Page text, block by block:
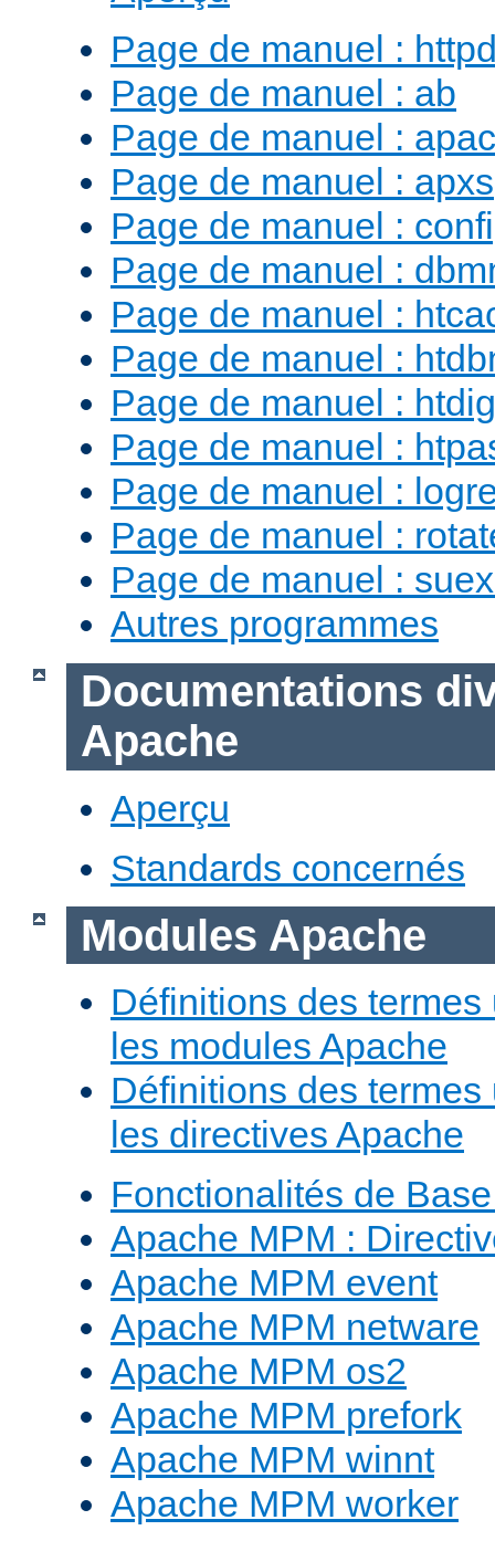
Page de manuel :
Page de manuel : ab
Page de manuel :
Page de manuel : apxs
Page de manuel :
Page de manuel :
Page de manuel :
Page de manuel :
Page de manuel :
Page de manuel :
Page de manuel :
Page de manuel :
Page de manuel :
Autres programmes
Documentations
Apache
Aperçu
Standards concernés
Modules Apache
Définitions des
les modules Apache
Définitions des
les directives Apache
Fonctionalités de
Apache MPM :
Apache MPM event
Apache MPM netware
Apache MPM os2
Apache MPM prefork
Apache MPM winnt
Apache MPM worker